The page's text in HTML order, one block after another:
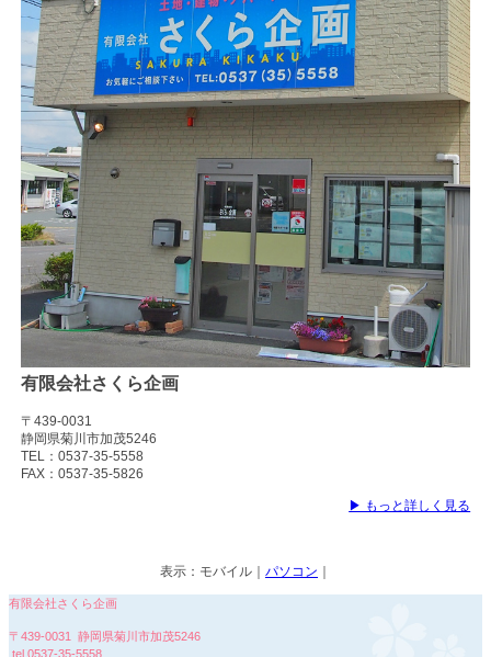
有限会社さくら企画
〒439-0031
静岡県菊川市加茂5246
TEL：0537-35-5558
FAX：0537-35-5826
▶ もっと詳しく見る
表示： モバイル ｜ パソコン ｜
有限会社さくら企画
〒439-0031 静岡県菊川市加茂5246
tel. 0537-35-5558